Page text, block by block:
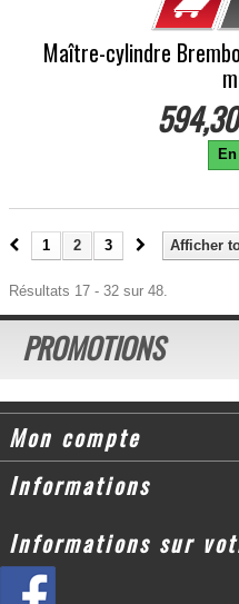
Maître-cylindre
Afficher
1 2 3
Résultats 17 - 32 sur 48.
PROMOTIONS
Mon compte
Informations
Informations sur